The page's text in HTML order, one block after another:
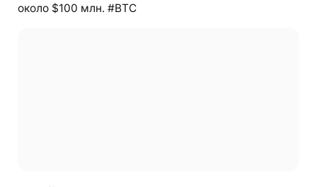
около $100 млн. #BTC